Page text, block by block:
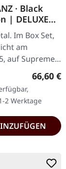
· Black
| DELUXE
Im Box Set,
am
auf Supreme
Schwarze
Releases in
66,60 €
2 Werktage